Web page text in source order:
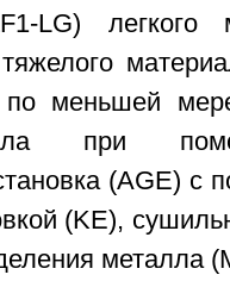
LG) легкого
по меньшей
при
(AGE) с
(KЕ),
металла